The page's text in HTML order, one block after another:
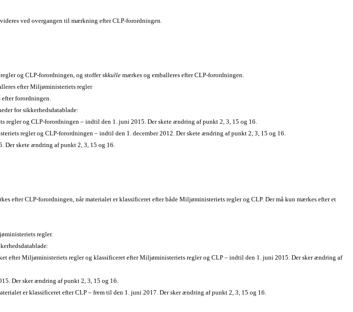
ved overgangen til mærkning efter CLP-forordningen.
og CLP-forordningen, og stofferskkulle mærkes og emballeres efter CLP-forordningen.
efter Miljøministeriets regler
efter forordningen.
for sikkerhedsdatablade:
og CLP-forordningen – indtil den 1. juni 2015. Der skete ændring af punkt 2, 3, 15 og 16.
regler og CLP-forordningen – indtil den 1. december 2012. Der skete ændring af punkt 2, 3, 15 og 16.
Der skete ændring af punkt 2, 3, 15 og 16.
efter CLP-forordningen, når materialet er klassificeret efter både Miljøministeriets regler og CLP. Der må kun mærkes efter et
regler.
Miljøministeriets regler og klassificeret efter Miljøministeriets regler og CLP – indtil den 1. juni 2015. Der sker ændring af
Der sker ændring af punkt 2, 3, 15 og 16.
er klassificeret efter CLP – frem til den 1. juni 2017. Der sker ændring af punkt 2, 3, 15 og 16.